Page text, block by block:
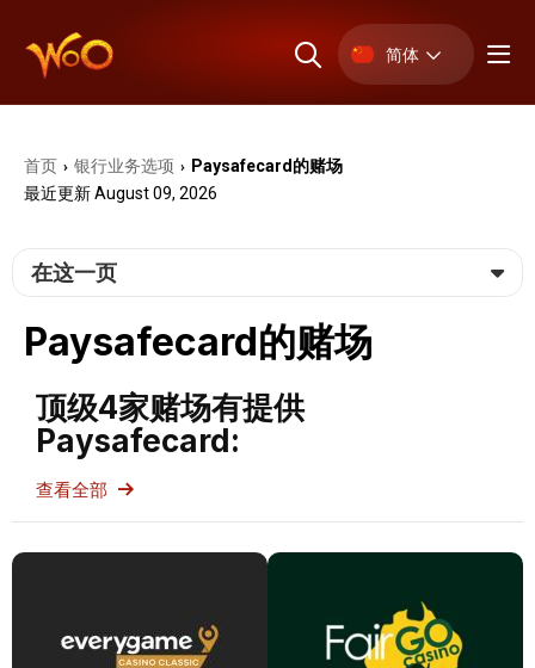
简体
首页 › 银⾏业务选项 › Paysafecard的赌场
最近更新 August 09, 2026
在这一页
Paysafecard的赌场
顶级4家赌场有提供
Paysafecard:
查看全部